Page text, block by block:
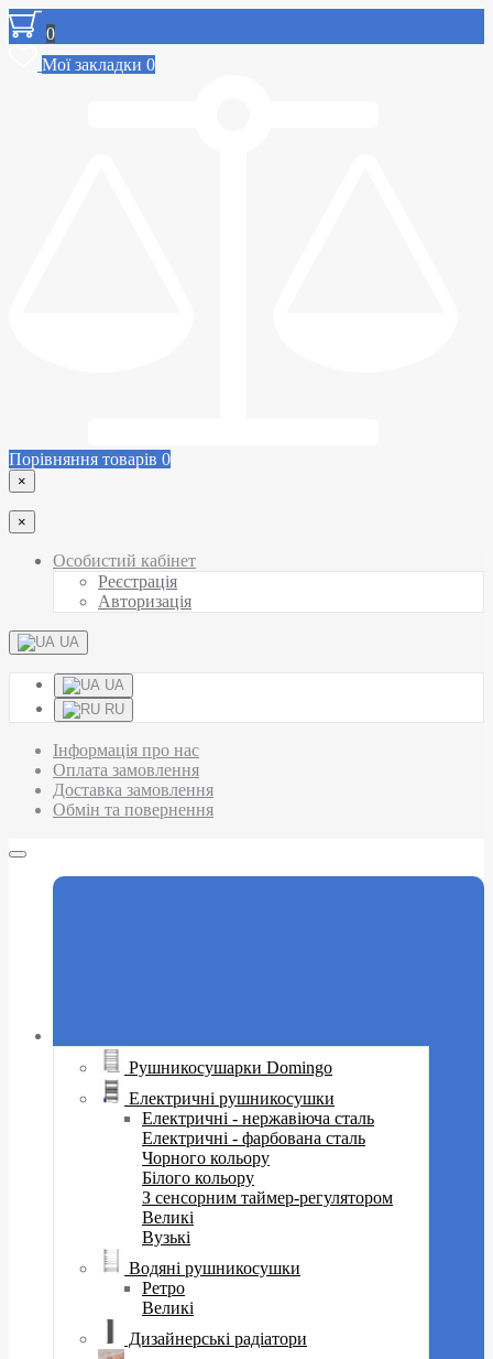
0
Мої закладки 0
Порівняння товарів 0
×
×
Особистий кабінет
Реєстрація
Авторизація
UA
UA
RU
Інформація про нас
Оплата замовлення
Доставка замовлення
Обмін та повернення
Рушникосушарки Domingo
Електричні рушникосушки
Електричні - нержавіюча сталь
Електричні - фарбована сталь
Чорного кольору
Білого кольору
З сенсорним таймер-регулятором
Великі
Вузькі
Водяні рушникосушки
Ретро
Великі
Дизайнерські радіатори